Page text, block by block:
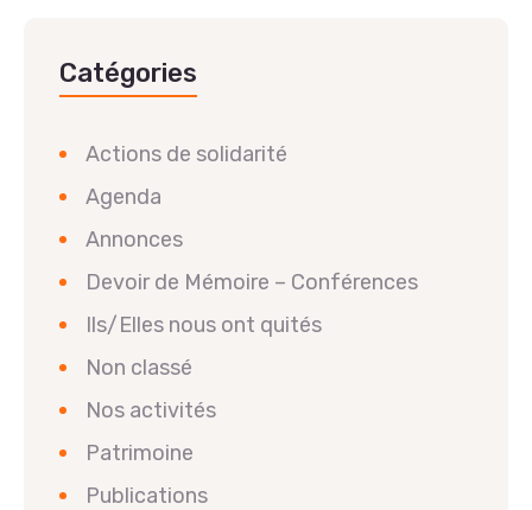
Catégories
Actions de solidarité
Agenda
Annonces
Devoir de Mémoire – Conférences
Ils/Elles nous ont quités
Non classé
Nos activités
Patrimoine
Publications